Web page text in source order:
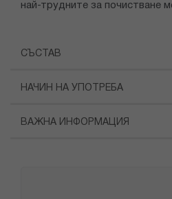
най-трудните за почистване
СЪСТАВ
НАЧИН НА УПОТРЕБА
ВАЖНА ИНФОРМАЦИЯ